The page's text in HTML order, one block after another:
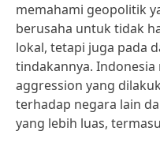
memahami geopolitik
berusaha untuk tidak
lokal, tetapi juga pada
tindakannya.
aggression yang
terhadap negara lain
yang lebih luas,